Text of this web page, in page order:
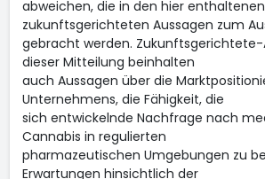
abweichen, die in den hier enthaltenen
zukunftsgerichteten Aussagen zum
gebracht werden. Zukunftsgerichtete-
dieser Mitteilung beinhalten
auch Aussagen über die
Unternehmens, die Fähigkeit, die
sich entwickelnde Nachfrage nach
Cannabis in regulierten
pharmazeutischen Umgebungen zu
Erwartungen hinsichtlich der